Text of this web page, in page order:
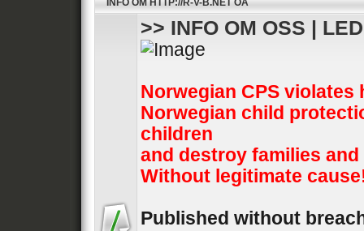
INFO OM HTTP://R-V-B.NET OA
>> INFO OM OSS |
Norwegian CPS violates
Norwegian child
children
and destroy families
Without legitimate
Published without